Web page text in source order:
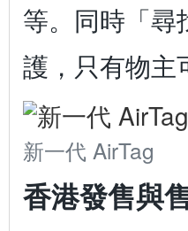
等。同時「尋
護，只有物主
新一代 AirTag
香港發售與